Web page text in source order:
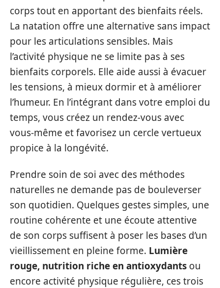
corps tout en apportant des bienfaits réels.
La natation offre une alternative sans impact
pour les articulations sensibles. Mais
l’activité physique ne se limite pas à ses
bienfaits corporels. Elle aide aussi à évacuer
les tensions, à mieux dormir et à améliorer
l’humeur. En l’intégrant dans votre emploi du
temps, vous créez un rendez-vous avec
vous-même et favorisez un cercle vertueux
propice à la longévité.
Prendre soin de soi avec des méthodes
naturelles ne demande pas de bouleverser
son quotidien. Quelques gestes simples, une
routine cohérente et une écoute attentive
de son corps suffisent à poser les bases d’un
vieillissement en pleine forme. Lumière
rouge, nutrition riche en antioxydants ou
encore activité physique régulière, ces trois